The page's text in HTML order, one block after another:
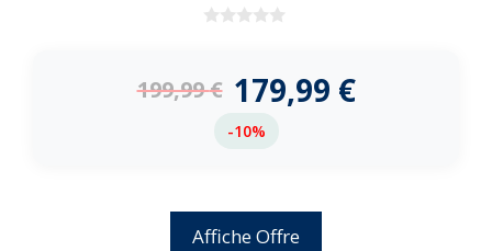
5
199,99€ 179,99 €
-10%
Affiche Offre